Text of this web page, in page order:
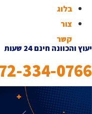
בלוג
צור
קשר
יעוץ והכוונה חינם 24 שעות
334-0766